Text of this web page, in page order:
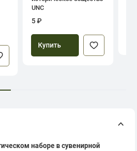
UNC
5 ₽
Купить
наборе в сувенирной